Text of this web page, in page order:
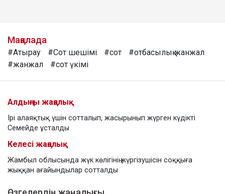
Мақалада
#Атырау #Сот шешімі #сот
#отбасылық жанжал
#жанжал
#сот үкімі
Алдыңғы жаңалық
Ірі алаяқтық үшін сотталып, жасырынып жүрген күдікті
Семейде ұсталды
Келесі жаңалық
Жамбыл облысында жүк көлігінің жүргізушісін соққыға
жыққан ағайындылар сотталды